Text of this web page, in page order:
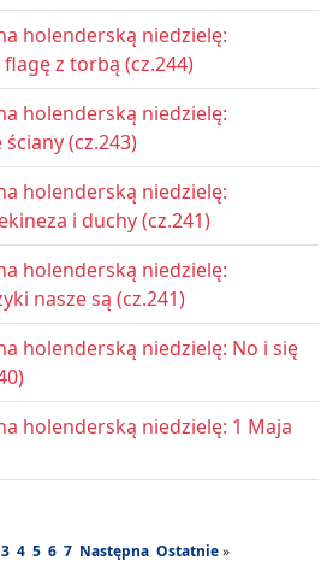
holenderską niedzielę:
z torbą (cz.244)
holenderską niedzielę:
(cz.243)
holenderską niedzielę:
i duchy (cz.241)
holenderską niedzielę:
nasze są (cz.241)
holenderską niedzielę: No i się
holenderską niedzielę: 1 Maja
3 4 5 6 7 Następna Ostatnie»